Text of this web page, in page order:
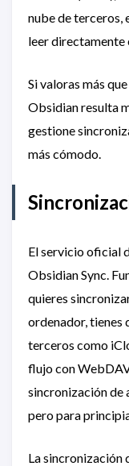
nube de terceros,
leer directamente
Si valoras más
Obsidian resulta
gestione
más cómodo.
El servicio oficial
Obsidian Sync.
quieres
ordenador, tienes
terceros como
flujo con
sincronización de
pero para
La sincronización